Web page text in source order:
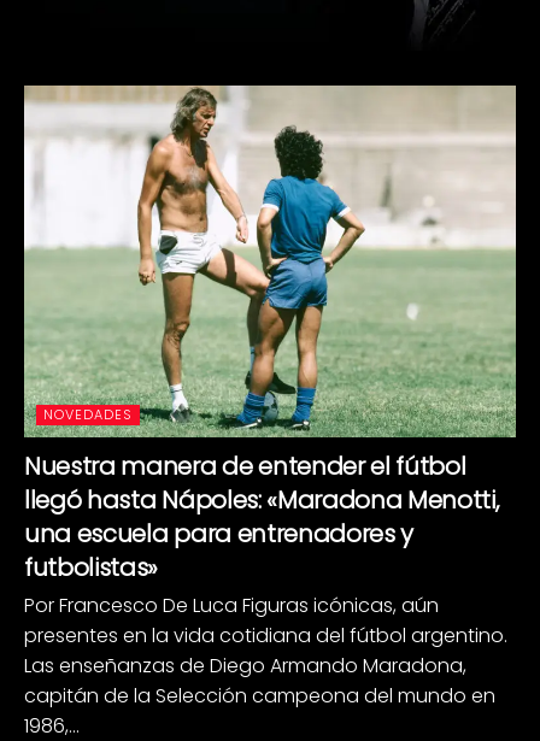
NOVEDADES
Nuestra manera de entender el fútbol
llegó hasta Nápoles: «Maradona Menotti,
una escuela para entrenadores y
futbolistas»
Por Francesco De Luca Figuras icónicas, aún
presentes en la vida cotidiana del fútbol argentino.
Las enseñanzas de Diego Armando Maradona,
capitán de la Selección campeona del mundo en
1986,...